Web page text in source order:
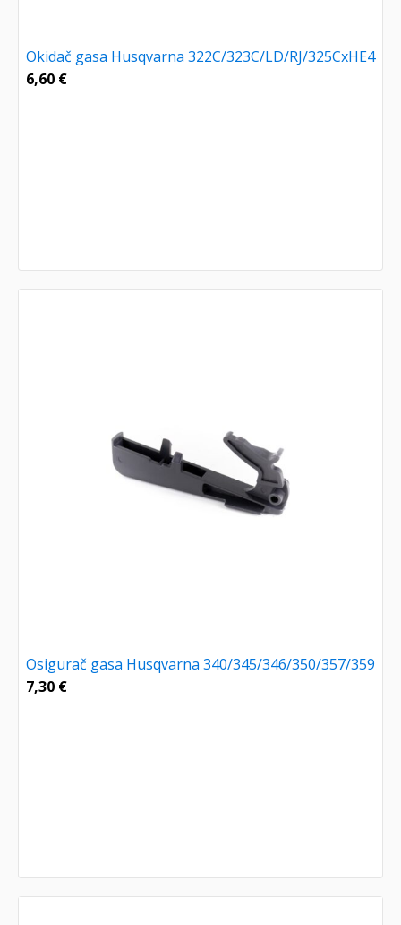
Okidač gasa Husqvarna 322C/323C/LD/RJ/325CxHE4
6,60 €
Osigurač gasa Husqvarna 340/345/346/350/357/359
7,30 €